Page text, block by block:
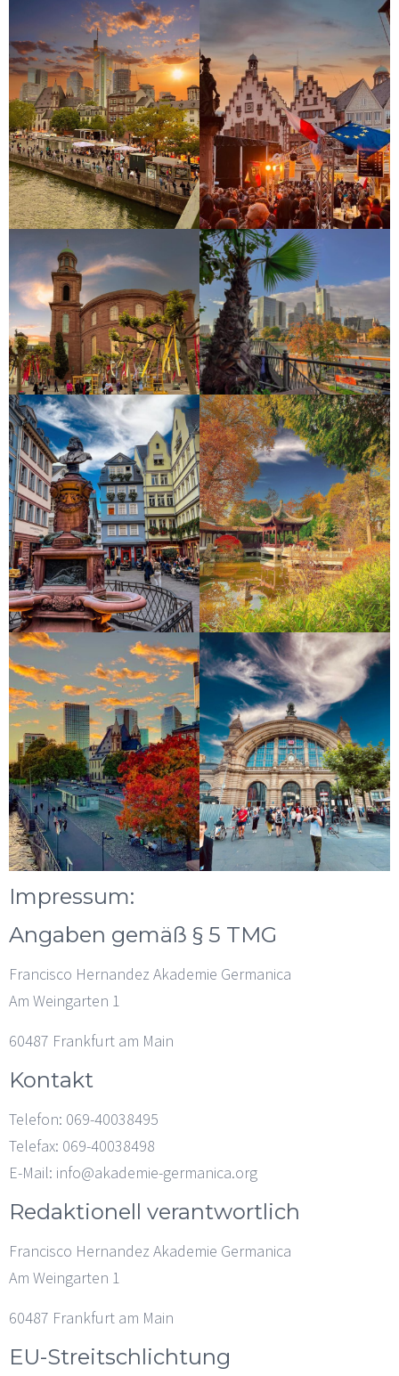
Impressum:
Angaben gemäß § 5 TMG
Francisco Hernandez Akademie Germanica
Am Weingarten 1
60487 Frankfurt am Main
Kontakt
Telefon: 069-40038495
Telefax: 069-40038498
E-Mail: info@akademie-germanica.org
Redaktionell verantwortlich
Francisco Hernandez Akademie Germanica
Am Weingarten 1
60487 Frankfurt am Main
EU-Streitschlichtung